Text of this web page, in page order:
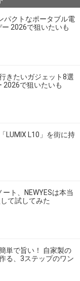
パクトなポータブル電
2026で狙いたいも
きたいガジェット8選
2026で狙いたいも
LUMIX L10」を街に持
ト、NEWYESは本当
て試してみた
単で旨い！ 自家製の
る、3ステップのワン